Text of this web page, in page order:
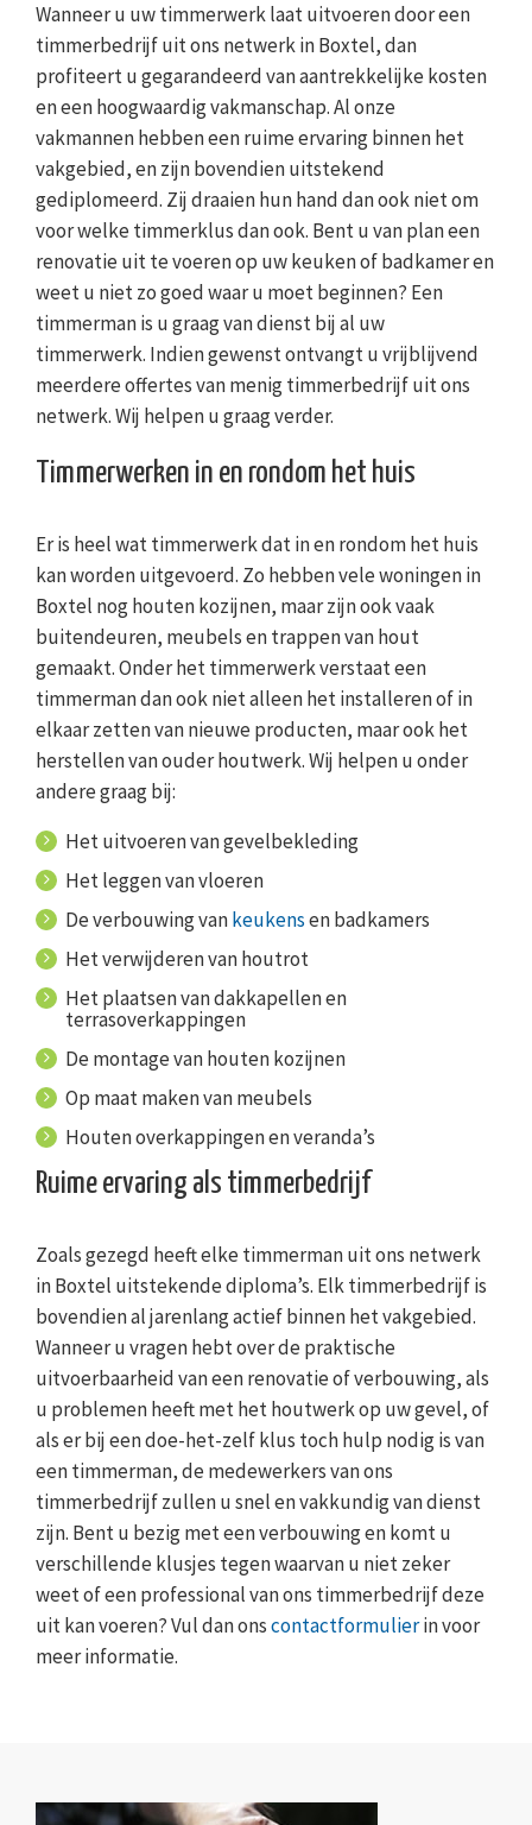
Wanneer u uw timmerwerk laat uitvoeren door een
timmerbedrijf uit ons netwerk in Boxtel, dan
profiteert u gegarandeerd van aantrekkelijke kosten
en een hoogwaardig vakmanschap. Al onze
vakmannen hebben een ruime ervaring binnen het
vakgebied, en zijn bovendien uitstekend
gediplomeerd. Zij draaien hun hand dan ook niet om
voor welke timmerklus dan ook. Bent u van plan een
renovatie uit te voeren op uw keuken of badkamer en
weet u niet zo goed waar u moet beginnen? Een
timmerman is u graag van dienst bij al uw
timmerwerk. Indien gewenst ontvangt u vrijblijvend
meerdere offertes van menig timmerbedrijf uit ons
netwerk. Wij helpen u graag verder.
Timmerwerken in en rondom het huis
Er is heel wat timmerwerk dat in en rondom het huis
kan worden uitgevoerd. Zo hebben vele woningen in
Boxtel nog houten kozijnen, maar zijn ook vaak
buitendeuren, meubels en trappen van hout
gemaakt. Onder het timmerwerk verstaat een
timmerman dan ook niet alleen het installeren of in
elkaar zetten van nieuwe producten, maar ook het
herstellen van ouder houtwerk. Wij helpen u onder
andere graag bij:
Het uitvoeren van gevelbekleding
Het leggen van vloeren
De verbouwing vankeukensen badkamers
Het verwijderen van houtrot
Het plaatsen van dakkapellen en
terrasoverkappingen
De montage van houten kozijnen
Op maat maken van meubels
Houten overkappingen en veranda’s
Ruime ervaring als timmerbedrijf
Zoals gezegd heeft elke timmerman uit ons netwerk
in Boxtel uitstekende diploma’s. Elk timmerbedrijf is
bovendien al jarenlang actief binnen het vakgebied.
Wanneer u vragen hebt over de praktische
uitvoerbaarheid van een renovatie of verbouwing, als
u problemen heeft met het houtwerk op uw gevel, of
als er bij een doe-het-zelf klus toch hulp nodig is van
een timmerman, de medewerkers van ons
timmerbedrijf zullen u snel en vakkundig van dienst
zijn. Bent u bezig met een verbouwing en komt u
verschillende klusjes tegen waarvan u niet zeker
weet of een professional van ons timmerbedrijf deze
uit kan voeren? Vul dan onscontactformulierin voor
meer informatie.